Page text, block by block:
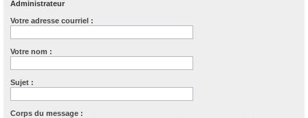
Administrateur
Votre adresse courriel :
Votre nom :
Sujet :
Corps du message :